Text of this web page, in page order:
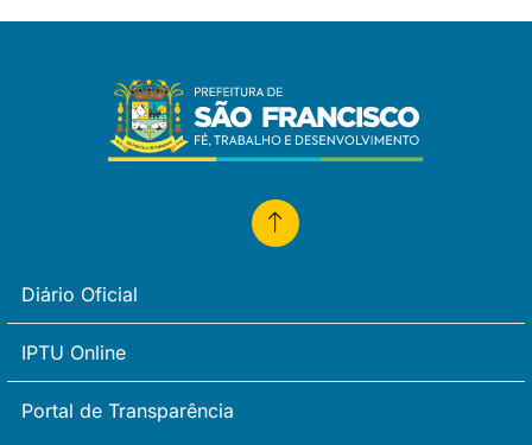
Diário Oficial
IPTU Online
Portal de Transparência